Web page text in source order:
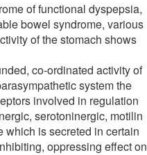
of functional dyspepsia,
bowel syndrome, various
of the stomach shows
co-ordinated activity of
system the
involved in regulation
serotoninergic, motilin
which is secreted in certain
oppressing effect on